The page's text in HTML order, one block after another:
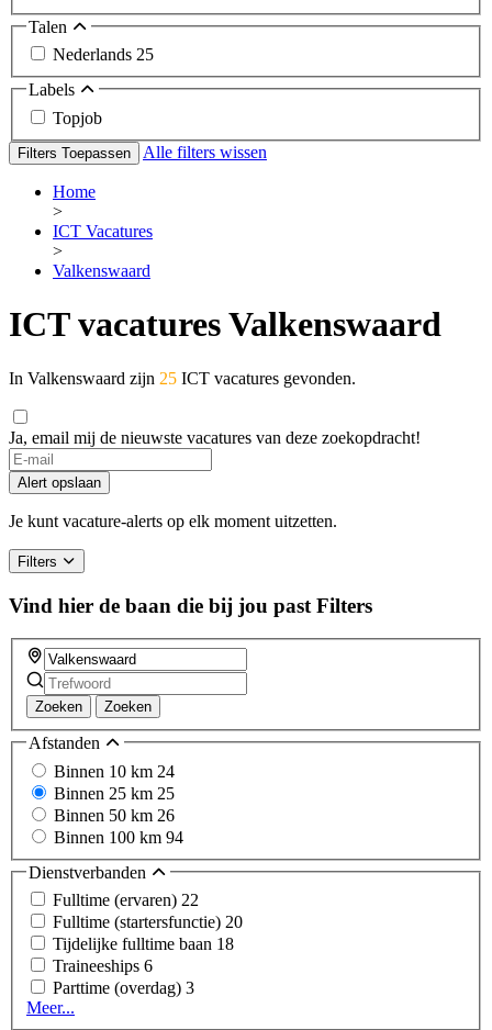
Talen
Nederlands 25
Labels
Topjob
Filters Toepassen Alle filters wissen
Home
>
ICT Vacatures
>
Valkenswaard
ICT vacatures Valkenswaard
In Valkenswaard zijn 25 ICT vacatures gevonden.
Ja, email mij de nieuwste vacatures van deze zoekopdracht!
If
you
are
a
ignore
this
field
Alert opslaan
Je kunt vacature-alerts op elk moment uitzetten.
Filters
Vind hier de baan die bij jou past Filters
Zoeken Zoeken
Afstanden
Binnen 10 km 24
Binnen 25 km 25
Binnen 50 km 26
Binnen 100 km 94
Dienstverbanden
Fulltime (ervaren) 22
Fulltime (startersfunctie) 20
Tijdelijke fulltime baan 18
Traineeships 6
Parttime (overdag) 3
Meer...